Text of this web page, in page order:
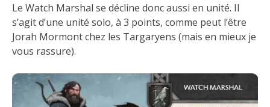
Le Watch Marshal se décline donc aussi en unité. Il
s’agit d’une unité solo, à 3 points, comme peut l’être
Jorah Mormont chez les Targaryens (mais en mieux je
vous rassure).